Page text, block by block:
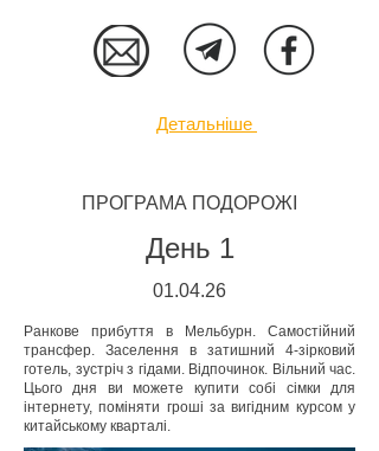
Детальніше
ПРОГРАМА ПОДОРОЖІ
День 1
01.04.26
Ранкове прибуття в Мельбурн. Самостійний
трансфер. Заселення в затишний 4-зірковий
готель, зустріч з гідами. Відпочинок. Вільний час.
Цього дня ви можете купити собі сімки для
інтернету, поміняти гроші за вигідним курсом у
китайському кварталі.